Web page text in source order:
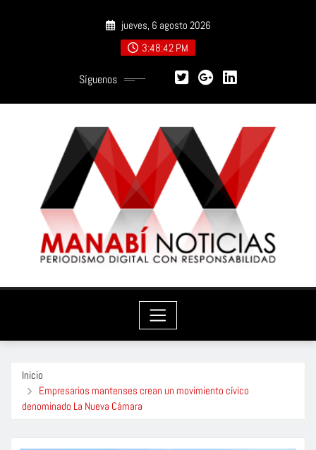
jueves, 6 agosto 2026
3:48:43 PM
Síguenos
Inicio
Empresarios mantenses crean un movimiento cívico
denominado La Nueva Cámara